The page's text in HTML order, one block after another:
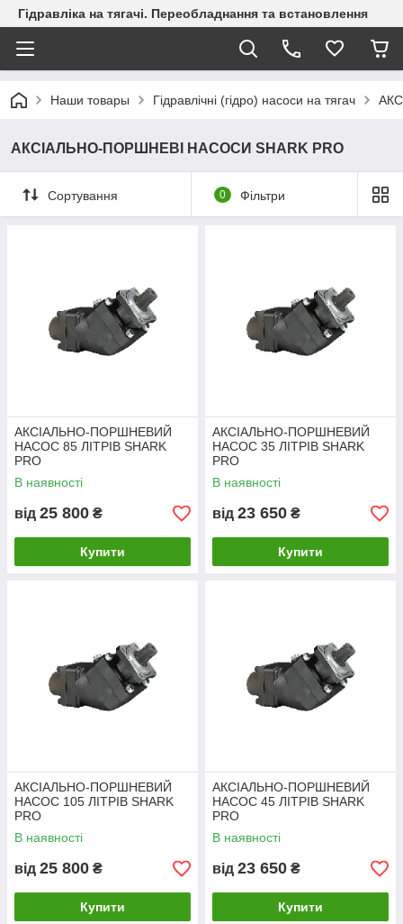
Гідравліка на тягачі. Переобладнання та встановлення
Наши товары Гідравлічні (гідро) насоси на тягач
АКСІАЛЬНО-ПОРШНЕВІ НАСОСИ SHARK PRO
Сортування 0 Фільтри
АКСІАЛЬНО-ПОРШНЕВИЙ
НАСОС 85 ЛІТРІВ SHARK
PRO
В наявності
від 25 800 ₴
Купити
АКСІАЛЬНО-ПОРШНЕВИЙ
НАСОС 35 ЛІТРІВ SHARK
PRO
В наявності
від 23 650 ₴
Купити
АКСІАЛЬНО-ПОРШНЕВИЙ
НАСОС 105 ЛІТРІВ SHARK
PRO
В наявності
від 25 800 ₴
Купити
АКСІАЛЬНО-ПОРШНЕВИЙ
НАСОС 45 ЛІТРІВ SHARK
PRO
В наявності
від 23 650 ₴
Купити